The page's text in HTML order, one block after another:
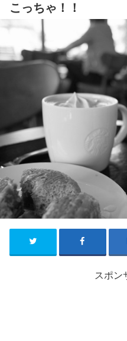
こっちゃ！！
スポン